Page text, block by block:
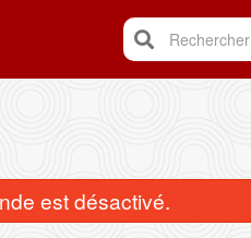
Rechercher
est désactivé.